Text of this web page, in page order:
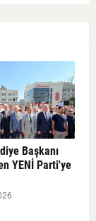
Başkanı
YENİ Parti'ye